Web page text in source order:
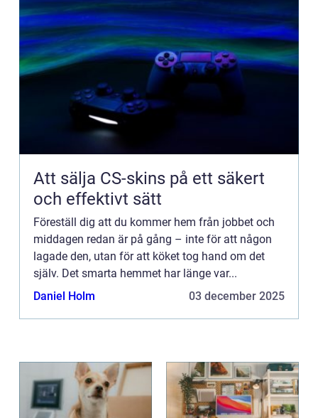
Att sälja CS-skins på ett säkert
och effektivt sätt
Föreställ dig att du kommer hem från jobbet och
middagen redan är på gång – inte för att någon
lagade den, utan för att köket tog hand om det
själv. Det smarta hemmet har länge var...
Daniel Holm
03 december 2025